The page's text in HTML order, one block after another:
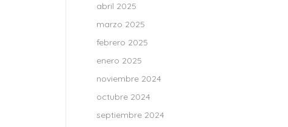
abril 2025
marzo 2025
febrero 2025
enero 2025
noviembre 2024
octubre 2024
septiembre 2024